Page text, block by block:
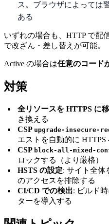
ス。ブラウザによっては
ある
いずれの場合も、HTTP で配
で改ざん・差し替えが可能。
Active の場合は任意のコード
対策
全リソースを HTTPS に
き換える
CSP upgrade-insecure-
エストを自動的に
CSP block-all-mixed-
ロックする（より厳格）
HSTS の設定: サイト全体
のアクセスを排除する
CI/CD での検出: ビルド
ターを導入する